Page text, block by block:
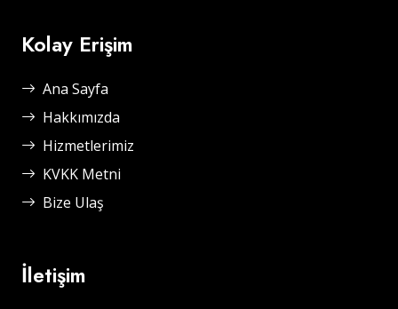
Kolay Erişim
Ana Sayfa
Hakkımızda
Hizmetlerimiz
KVKK Metni
Bize Ulaş
İletişim